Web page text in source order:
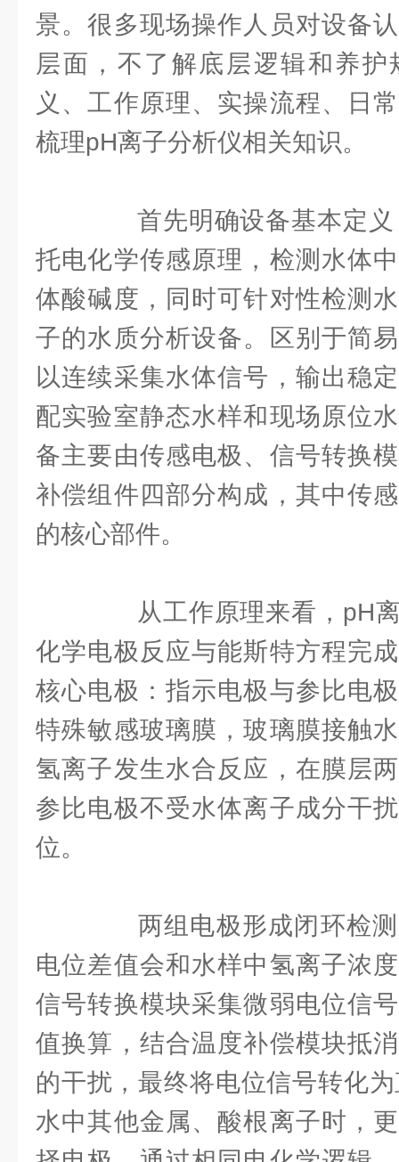
景。很多现场操作人员对设备
层面，不了解底层逻辑和养
义、工作原理、实操流程、日
梳理pH离子分析仪相关知识。
首先明确设备基本定义
托电化学传感原理，检测水体
体酸碱度，同时可针对性检测
子的水质分析设备。区别于简
以连续采集水体信号，输出稳
配实验室静态水样和现场原位
备主要由传感电极、信号转换
补偿组件四部分构成，其中传
的核心部件。
从工作原理来看，pH离
化学电极反应与能斯特方程完
核心电极：指示电极与参比电
特殊敏感玻璃膜，玻璃膜接触
氢离子发生水合反应，在膜层
参比电极不受水体离子成分干
位。
两组电极形成闭环检测
电位差值会和水样中氢离子浓
信号转换模块采集微弱电位信
值换算，结合温度补偿模块抵
的干扰，最终将电位信号转化
水中其他金属、酸根离子时，